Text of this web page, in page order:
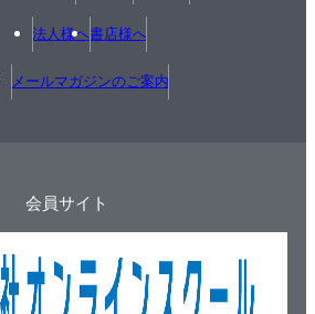
法人様へ書店様へ
メールマガジンのご案内
会員サイト